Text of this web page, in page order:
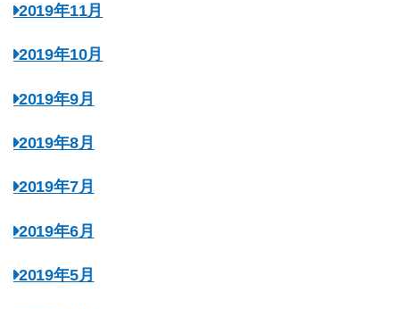
2019年11月
2019年10月
2019年9月
2019年8月
2019年7月
2019年6月
2019年5月